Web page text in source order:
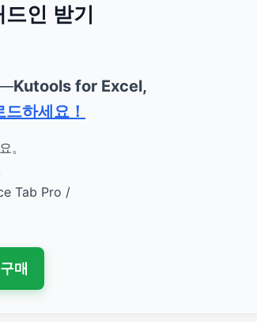
인 받기
—Kutools for Excel,
하세요！
。
Tab Pro /
매